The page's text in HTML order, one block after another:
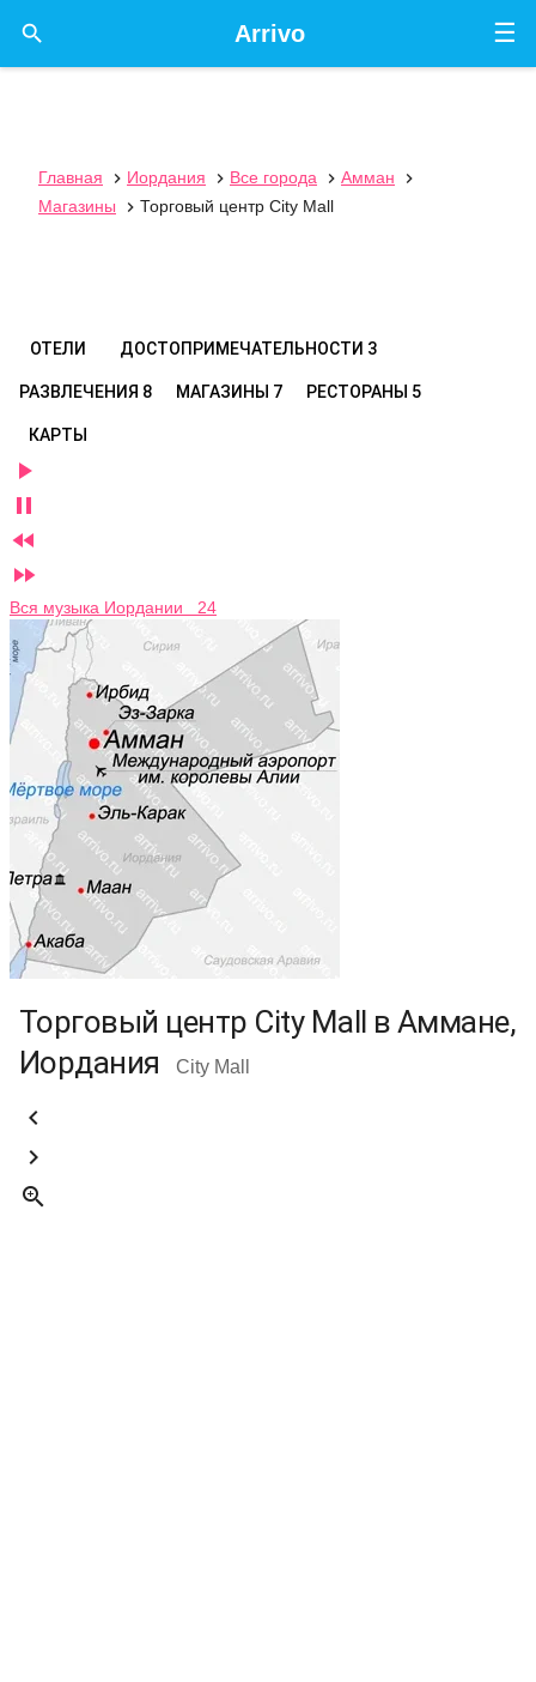
☰
Arrivo

Главная  Иордания  Все города  Амман

Магазины
 Торговый центр City Mall
ОТЕЛИ ДОСТОПРИМЕЧАТЕЛЬНОСТИ 3
РАЗВЛЕЧЕНИЯ 8 МАГАЗИНЫ 7 РЕСТОРАНЫ 5
КАРТЫ




Вся музыка Иордании 24
Торговый центр City Mall в Аммане,
Иордания
City Mall


